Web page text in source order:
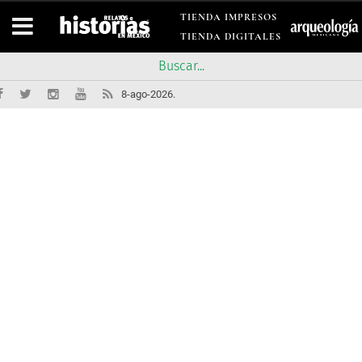
TIENDA IMPRESOS
TIENDA DIGITALES
8-ago-2026.